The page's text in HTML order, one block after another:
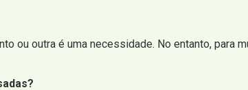
ou outra é uma necessidade. No entanto, para